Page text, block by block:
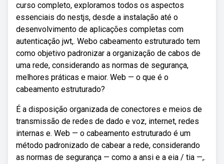
curso completo, exploramos todos os aspectos
essenciais do nestjs, desde a instalação até o
desenvolvimento de aplicações completas com
autenticação jwt,. Webo cabeamento estruturado tem
como objetivo padronizar a organização de cabos de
uma rede, considerando as normas de segurança,
melhores práticas e maior. Web — o que é o
cabeamento estruturado?
É a disposição organizada de conectores e meios de
transmissão de redes de dado e voz, internet, redes
internas e. Web — o cabeamento estruturado é um
método padronizado de cabear a rede, considerando
as normas de segurança — como a ansi e a eia / tia —,.